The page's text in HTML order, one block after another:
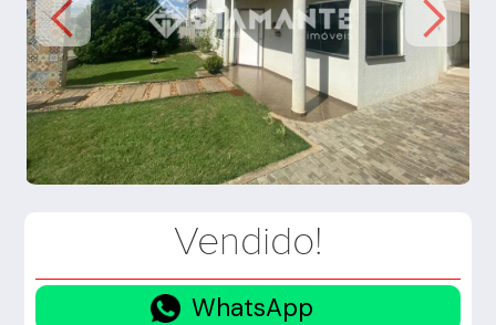
Vendido!
WhatsApp